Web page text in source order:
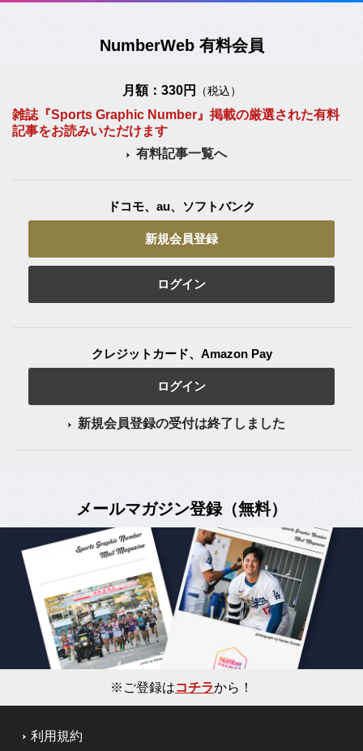
NumberWeb 有料会員
月額：330円 （税込）
雑誌『Sports Graphic Number』掲載の厳選された有料
記事をお読みいただけます
有料記事一覧へ
ドコモ、au、ソフトバンク
新規会員登録
ログイン
クレジットカード、Amazon Pay
ログイン
新規会員登録の受付は終了しました
メールマガジン登録（無料）
※ご登録はコチラから！
利用規約